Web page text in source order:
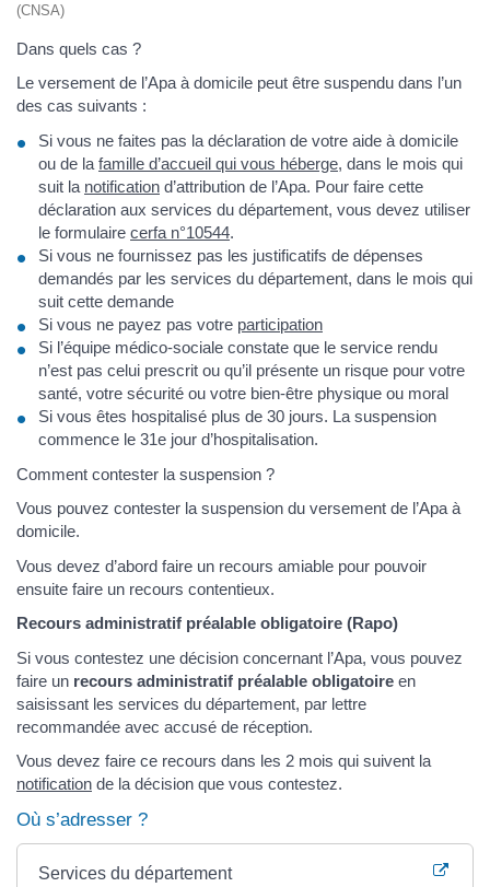
(CNSA)
Dans quels cas ?
Le versement de l’Apa à domicile peut être suspendu dans l’un
des cas suivants :
Si vous ne faites pas la déclaration de votre aide à domicile
ou de la famille d’accueil qui vous héberge, dans le mois qui
suit la notification d’attribution de l’Apa. Pour faire cette
déclaration aux services du département, vous devez utiliser
le formulaire cerfa n°10544.
Si vous ne fournissez pas les justificatifs de dépenses
demandés par les services du département, dans le mois qui
suit cette demande
Si vous ne payez pas votre participation
Si l’équipe médico-sociale constate que le service rendu
n’est pas celui prescrit ou qu’il présente un risque pour votre
santé, votre sécurité ou votre bien-être physique ou moral
Si vous êtes hospitalisé plus de 30 jours. La suspension
commence le 31e jour d’hospitalisation.
Comment contester la suspension ?
Vous pouvez contester la suspension du versement de l’Apa à
domicile.
Vous devez d’abord faire un recours amiable pour pouvoir
ensuite faire un recours contentieux.
Recours administratif préalable obligatoire (Rapo)
Si vous contestez une décision concernant l’Apa, vous pouvez
faire un recours administratif préalable obligatoire en
saisissant les services du département, par lettre
recommandée avec accusé de réception.
Vous devez faire ce recours dans les 2 mois qui suivent la
notification de la décision que vous contestez.
Où s’adresser ?
Services du département